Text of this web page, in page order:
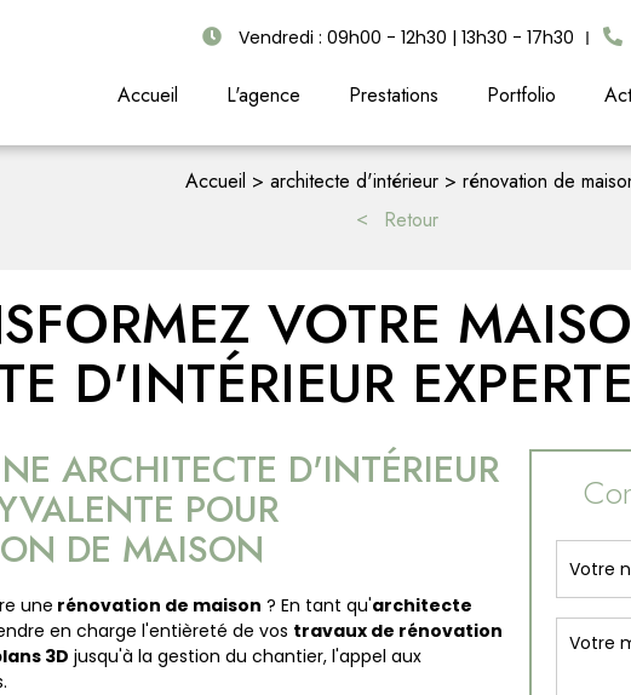
Vendredi : 09h00 - 12h30 | 13h30 - 17h30
Accueil L'agence Prestations Portfolio
Accueil architecte d'intérieur
rénovation de
Retour
VOTRE
D'INTÉRIEUR
ARCHITECTE D'INTÉRIEUR
POUR
DE MAISON
une rénovation de maison ? En tant qu'architecte
en charge l'entièreté de vos travaux de rénovation
3D jusqu'à la gestion du chantier, l'appel aux